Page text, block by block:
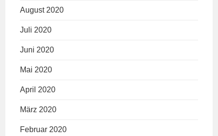
August 2020
Juli 2020
Juni 2020
Mai 2020
April 2020
März 2020
Februar 2020